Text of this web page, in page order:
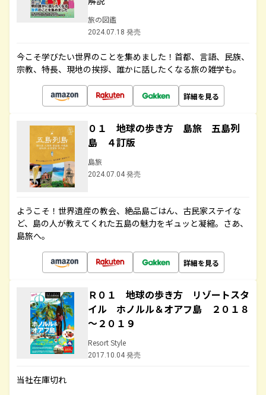
旅の図鑑
2024.07.18 発売
今こそ学びたい世界のことを集めました！首都、言語、民族、
宗教、特長、現地の挨拶、誰かに話したくなる旅の雑学も。
詳細を見る
０１ 地球の歩き方 島旅 五島列
島 ４訂版
島旅
2024.07.04 発売
ようこそ！世界遺産の教会、絶品島ごはん、古民家ステイな
ど、島の人が教えてくれた五島の魅力をギュッと凝縮。さあ、
島旅へ。
詳細を見る
Ｒ０１ 地球の歩き方 リゾートスタ
イル ホノルル＆オアフ島 ２０１８
～２０１９
Resort Style
2017.10.04 発売
当社在庫切れ